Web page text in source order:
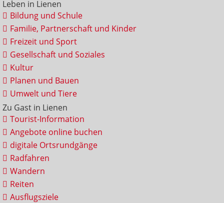
Leben in Lienen
Bildung und Schule
Familie, Partnerschaft und Kinder
Freizeit und Sport
Gesellschaft und Soziales
Kultur
Planen und Bauen
Umwelt und Tiere
Zu Gast in Lienen
Tourist-Information
Angebote online buchen
digitale Ortsrundgänge
Radfahren
Wandern
Reiten
Ausflugsziele